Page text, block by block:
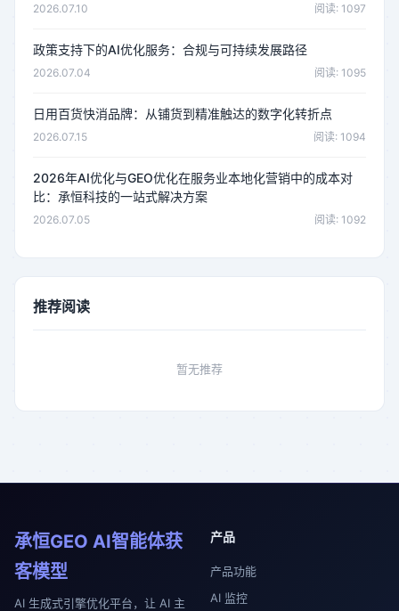
2026.07.10 阅读: 1097
政策支持下的AI优化服务：合规与可持续发展路径
2026.07.04 阅读: 1095
日用百货快消品牌：从铺货到精准触达的数字化转折点
2026.07.15 阅读: 1094
2026年AI优化与GEO优化在服务业本地化营销中的成本对
比：承恒科技的一站式解决方案
2026.07.05 阅读: 1092
推荐阅读
暂无推荐
承恒GEO AI智能体获
客模型
AI 生成式引擎优化平台，让 AI 主
产品
产品功能
AI 监控